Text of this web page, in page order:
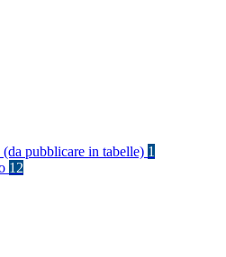
pubblicare in tabelle) 1
12